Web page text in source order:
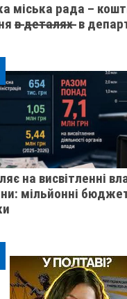
міська рада –
в̶ ̶д̶е̶т̶а̶л̶я̶х̶ ̶ в
на висвітленні
мільйонні